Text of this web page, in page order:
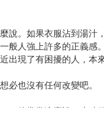
說。如果衣服沾到湯
般人強上許多的正義感
出現了有困擾的人，
必也沒有任何改變吧。
」他常常這麼說。小